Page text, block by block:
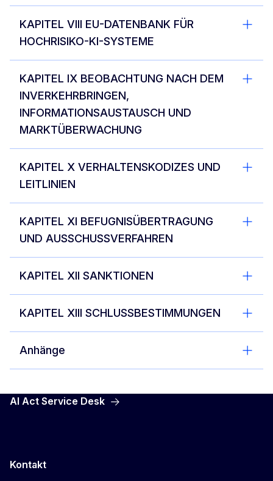
KAPITEL VIII EU-DATENBANK FÜR
HOCHRISIKO-KI-SYSTEME
KAPITEL IX BEOBACHTUNG NACH DEM
INVERKEHRBRINGEN,
INFORMATIONSAUSTAUSCH UND
MARKTÜBERWACHUNG
KAPITEL X VERHALTENSKODIZES UND
LEITLINIEN
KAPITEL XI BEFUGNISÜBERTRAGUNG
UND AUSSCHUSSVERFAHREN
KAPITEL XII SANKTIONEN
KAPITEL XIII SCHLUSSBESTIMMUNGEN
Anhänge
AI Act Service Desk
Kontakt